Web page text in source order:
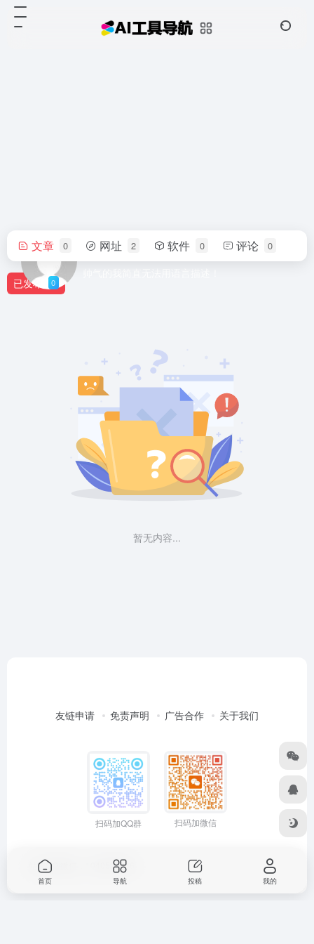
haozi9365
文章 0 网址 2 软件 0 评论 0
已发布 0
暂无内容...
友链申请 免责声明 广告合作 关于我们
扫码加QQ群 扫码加微信
站长QQ/微信：1040529086
首页 导航 投稿 我的